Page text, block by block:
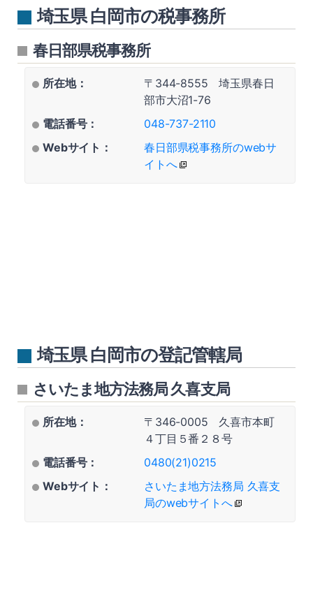
埼玉県 白岡市の税事務所
春日部県税事務所
所在地：
〒344-8555 埼玉県春日
部市大沼1-76
電話番号：
048-737-2110
Webサイト：
春日部県税事務所のwebサ
イトへ
埼玉県 白岡市の登記管轄局
さいたま地方法務局 久喜支局
所在地：
〒346-0005 久喜市本町
４丁目５番２８号
電話番号：
0480(21)0215
Webサイト：
さいたま地方法務局 久喜支
局のwebサイトへ